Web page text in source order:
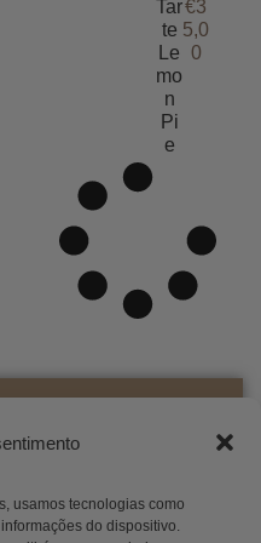
usamos tecnologias como
do dispositivo.
Tar
te
Le
mo
n
Pi
e
€3
5,0
0
Menu
Online
conta
Condições
Política de